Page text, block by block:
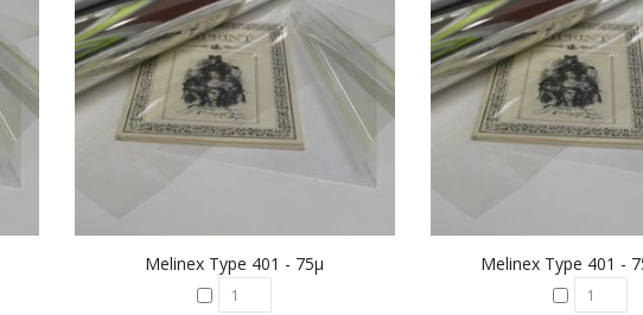
Melinex Type 401 - 75µ Melinex Type 401 -